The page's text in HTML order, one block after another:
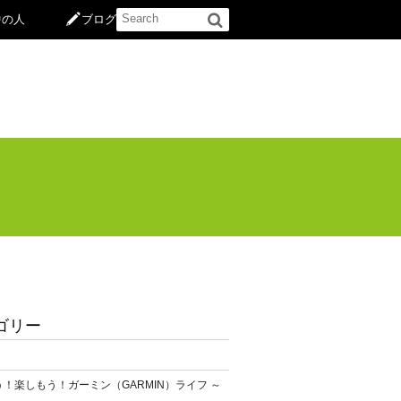
人 ブログ
リー
！楽しもう！ガーミン（GARMIN）ライフ ～